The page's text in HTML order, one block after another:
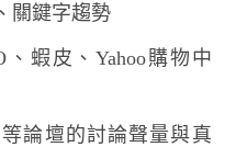
關鍵字趨勢
蝦皮、Yahoo購物中
等論壇的討論聲量與真